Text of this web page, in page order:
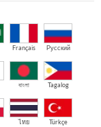
Français Русский
বাংলা Tagalog
ไทย Türkçe